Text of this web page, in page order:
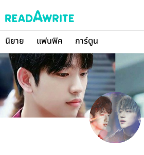
นิยาย แฟนฟิค การ์ตูน